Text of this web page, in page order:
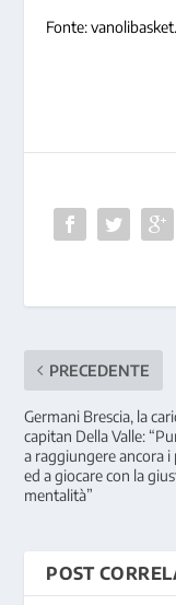
Fonte:
PRECEDENTE
Germani Brescia, la
capitan Della Valle:
a raggiungere ancora
ed a giocare con la
mentalità”
POST